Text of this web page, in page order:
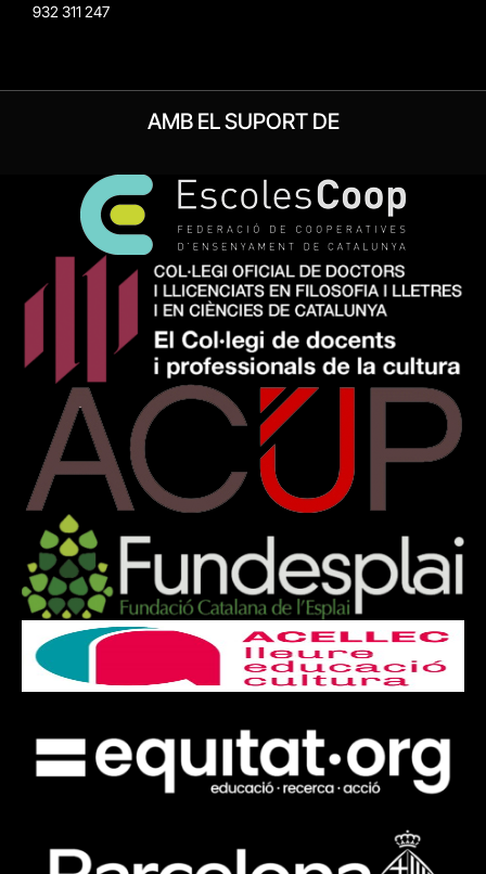
932 311 247
AMB EL SUPORT DE